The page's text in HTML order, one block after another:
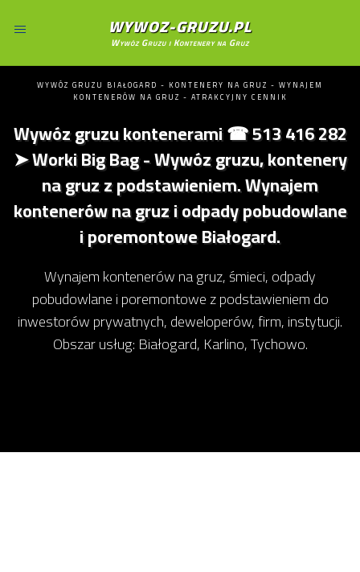
WYWOZ-GRUZU.PL
Wywóz Gruzu i Kontenery na Gruz
WYWÓZ GRUZU BIAŁOGARD - KONTENERY NA GRUZ - WYNAJEM
KONTENERÓW NA GRUZ - ATRAKCYJNY CENNIK
Wywóz gruzu kontenerami ☎ 513 416 282
➤ Worki Big Bag - Wywóz gruzu, kontenery
na gruz z podstawieniem. Wynajem
kontenerów na gruz i odpady pobudowlane
i poremontowe Białogard.
Wynajem kontenerów na gruz, śmieci, odpady
pobudowlane i poremontowe z podstawieniem do
inwestorów prywatnych, deweloperów, firm, instytucji.
Obszar usług: Białogard, Karlino, Tychowo.